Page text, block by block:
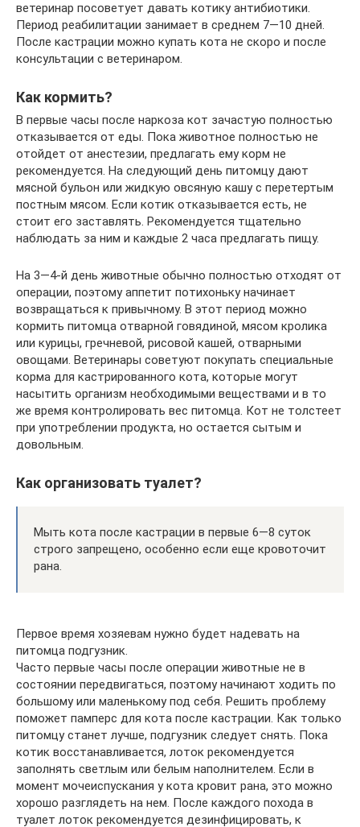
ветеринар посоветует давать котику антибиотики.
Период реабилитации занимает в среднем 7—10 дней.
После кастрации можно купать кота не скоро и после
консультации с ветеринаром.
Как кормить?
В первые часы после наркоза кот зачастую полностью
отказывается от еды. Пока животное полностью не
отойдет от анестезии, предлагать ему корм не
рекомендуется. На следующий день питомцу дают
мясной бульон или жидкую овсяную кашу с перетертым
постным мясом. Если котик отказывается есть, не
стоит его заставлять. Рекомендуется тщательно
наблюдать за ним и каждые 2 часа предлагать пищу.
На 3—4-й день животные обычно полностью отходят от
операции, поэтому аппетит потихоньку начинает
возвращаться к привычному. В этот период можно
кормить питомца отварной говядиной, мясом кролика
или курицы, гречневой, рисовой кашей, отварными
овощами. Ветеринары советуют покупать специальные
корма для кастрированного кота, которые могут
насытить организм необходимыми веществами и в то
же время контролировать вес питомца. Кот не толстеет
при употреблении продукта, но остается сытым и
довольным.
Как организовать туалет?
Мыть кота после кастрации в первые 6—8 суток
строго запрещено, особенно если еще кровоточит
рана.
Первое время хозяевам нужно будет надевать на
питомца подгузник.
Часто первые часы после операции животные не в
состоянии передвигаться, поэтому начинают ходить по
большому или маленькому под себя. Решить проблему
поможет памперс для кота после кастрации. Как только
питомцу станет лучше, подгузник следует снять. Пока
котик восстанавливается, лоток рекомендуется
заполнять светлым или белым наполнителем. Если в
момент мочеиспускания у кота кровит рана, это можно
хорошо разглядеть на нем. После каждого похода в
туалет лоток рекомендуется дезинфицировать, к